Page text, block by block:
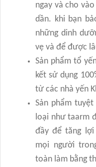
ngay và cho
dần. khi bạn
những dinh
vẹ và để được
Sản phẩm tổ
kết sử dụng
từ các nhà yến
Sản phẩm
loại như taarm
đầy để tăng lợi
mọi người
toàn làm bằng